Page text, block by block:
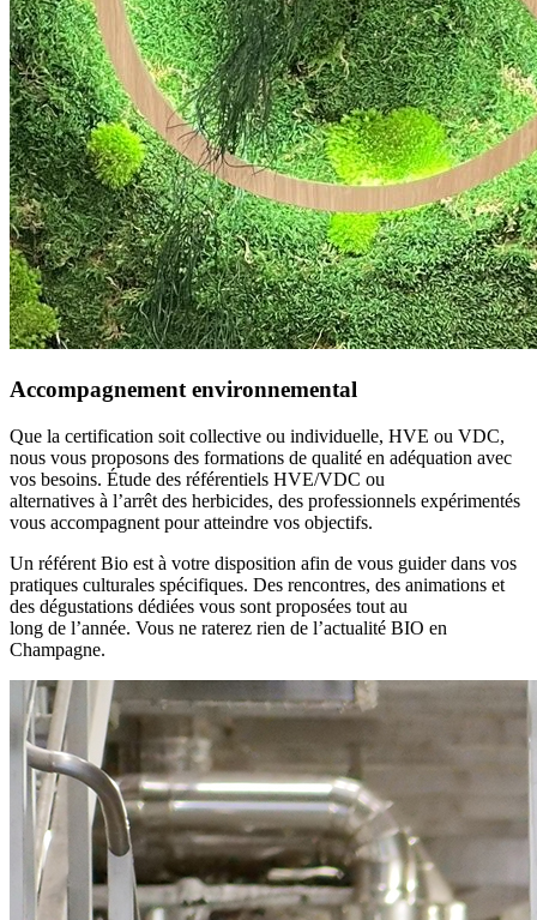
Accompagnement environnemental
Que la certification soit collective ou individuelle, HVE ou VDC,
nous vous proposons des formations de qualité en adéquation avec
vos besoins. Étude des référentiels HVE/VDC ou
alternatives à l’arrêt des herbicides, des professionnels expérimentés
vous accompagnent pour atteindre vos objectifs.
Un référent Bio est à votre disposition afin de vous guider dans vos
pratiques culturales spécifiques. Des rencontres, des animations et
des dégustations dédiées vous sont proposées tout au
long de l’année. Vous ne raterez rien de l’actualité BIO en
Champagne.